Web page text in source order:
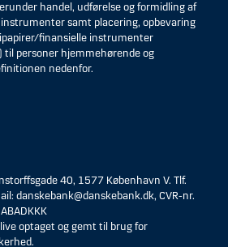
handel, udførelse og formidling af
samt placering, opbevaring
finansielle instrumenter
) til personer hjemmehørende og
nedenfor.
40, 1577 København V. Tlf.
danskebank@danskebank.dk, CVR-nr.
optaget og gemt til brug for